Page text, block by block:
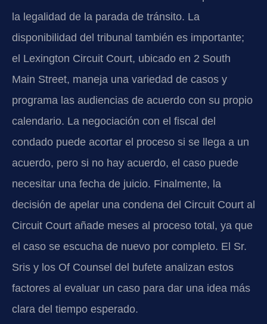
la legalidad de la parada de tránsito. La
disponibilidad del tribunal también es importante;
el Lexington Circuit Court, ubicado en 2 South
Main Street, maneja una variedad de casos y
programa las audiencias de acuerdo con su propio
calendario. La negociación con el fiscal del
condado puede acortar el proceso si se llega a un
acuerdo, pero si no hay acuerdo, el caso puede
necesitar una fecha de juicio. Finalmente, la
decisión de apelar una condena del Circuit Court al
Circuit Court añade meses al proceso total, ya que
el caso se escucha de nuevo por completo. El Sr.
Sris y los Of Counsel del bufete analizan estos
factores al evaluar un caso para dar una idea más
clara del tiempo esperado.